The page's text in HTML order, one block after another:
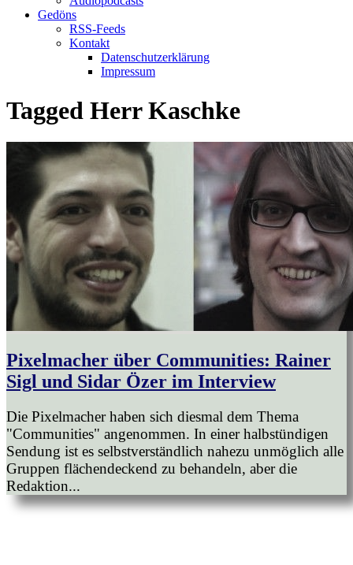
Gedöns
RSS-Feeds
Kontakt
Datenschutzerklärung
Impressum
Tagged Herr Kaschke
Pixelmacher über Communities: Rainer
Sigl und Sidar Özer im Interview
Die Pixelmacher haben sich diesmal dem Thema
"Communities" angenommen. In einer halbstündigen
Sendung ist es selbstverständlich nahezu unmöglich alle
Gruppen flächendeckend zu behandeln, aber die
Redaktion...